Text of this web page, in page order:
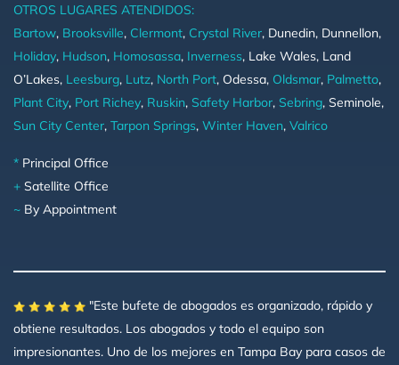
OTROS LUGARES ATENDIDOS:
Bartow, Brooksville, Clermont, Crystal River, Dunedin, Dunnellon,
Holiday, Hudson, Homosassa, Inverness, Lake Wales, Land
O’Lakes, Leesburg, Lutz, North Port, Odessa, Oldsmar, Palmetto,
Plant City, Port Richey, Ruskin, Safety Harbor, Sebring, Seminole,
Sun City Center, Tarpon Springs, Winter Haven, Valrico
* Principal Office
+ Satellite Office
~ By Appointment
"Este bufete de abogados es organizado, rápido y
obtiene resultados. Los abogados y todo el equipo son
impresionantes. Uno de los mejores en Tampa Bay para casos de